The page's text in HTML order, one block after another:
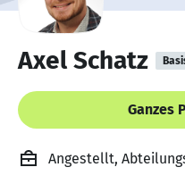
Axel Schatz
Ganzes
Angestellt,